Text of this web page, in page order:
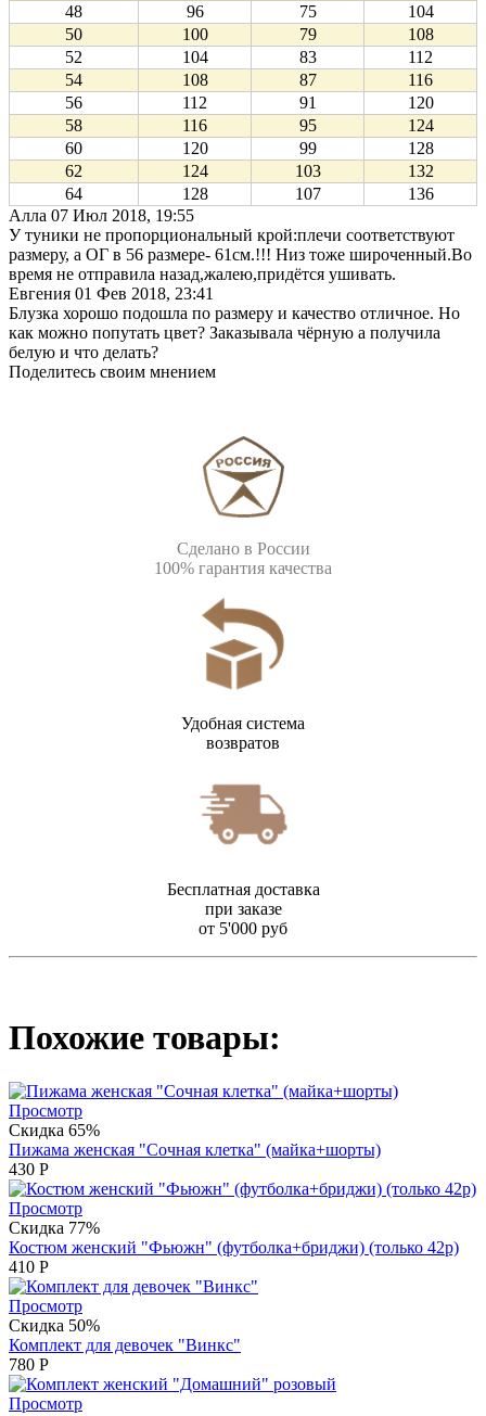
48
96 75
104
50
100 79
108
52
104 83
112
54
108 87
116
56
112 91
120
58
116 95
124
60
120 99
128
62
124 103
132
64
128 107
136
Алла 07 Июл 2018, 19:55
У туники не пропорциональный крой:плечи соответствуют
размеру, а ОГ в 56 размере- 61см.!!! Низ тоже широченный.Во
время не отправила назад,жалею,придётся ушивать.
Евгения 01 Фев 2018, 23:41
Блузка хорошо подошла по размеру и качество отличное. Но
как можно попутать цвет? Заказывала чёрную а получила
белую и что делать?
Поделитесь своим мнением
Сделано в России
100% гарантия качества
Удобная система
возвратов
Бесплатная доставка
при заказе
от 5'000 руб
Похожие товары:
Просмотр
Скидка 65%
Пижама женская "Сочная клетка" (майка+шорты)
430 Р
Просмотр
Скидка 77%
Костюм женский "Фьюжн" (футболка+бриджи) (только 42р)
410 Р
Просмотр
Скидка 50%
Комплект для девочек "Винкс"
780 Р
Просмотр